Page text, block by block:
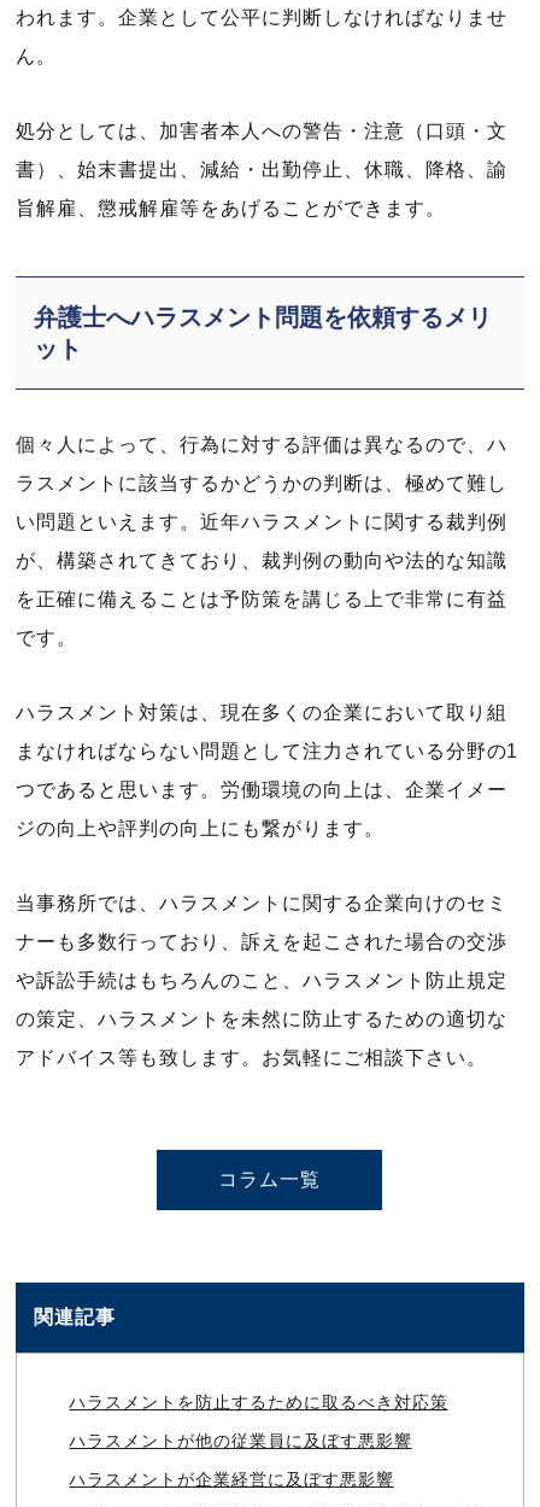
われます。企業として公平に判断しなければなりませ
ん。
処分としては、加害者本人への警告・注意（口頭・文
書）、始末書提出、減給・出勤停止、休職、降格、諭
旨解雇、懲戒解雇等をあげることができます。
弁護士へハラスメント問題を依頼するメリ
ット
個々人によって、行為に対する評価は異なるので、ハ
ラスメントに該当するかどうかの判断は、極めて難し
い問題といえます。近年ハラスメントに関する裁判例
が、構築されてきており、裁判例の動向や法的な知識
を正確に備えることは予防策を講じる上で非常に有益
です。
ハラスメント対策は、現在多くの企業において取り組
まなければならない問題として注力されている分野の1
つであると思います。労働環境の向上は、企業イメー
ジの向上や評判の向上にも繋がります。
当事務所では、ハラスメントに関する企業向けのセミ
ナーも多数行っており、訴えを起こされた場合の交渉
や訴訟手続はもちろんのこと、ハラスメント防止規定
の策定、ハラスメントを未然に防止するための適切な
アドバイス等も致します。お気軽にご相談下さい。
コラム一覧
関連記事
ハラスメントを防止するために取るべき対応策
ハラスメントが他の従業員に及ぼす悪影響
ハラスメントが企業経営に及ぼす悪影響